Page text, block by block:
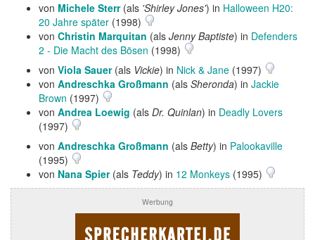
von Michele Sterr(als 'Shirley Jones') in Halloween H20:
20 Jahre später (1998)
von Christin Marquitan (als Jenny Baptiste) in Defenders
2 - Die Macht des Bösen (1998)
von Viola Sauer(als Vickie) in Nick & Jane (1997)
von Andreschka Großmann (als Sheronda) in Jackie
Brown (1997)
von Andrea Loewig (als Dr. Quinlan) in Deadly Lovers
(1997)
von Andreschka Großmann (als Betty) in Palookaville
(1995)
von Nana Spier(als Teddy) in 12 Monkeys (1995)
Werbung